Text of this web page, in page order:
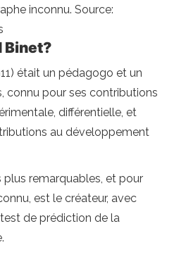
inconnu. Source:
Binet?
était un pédagogo et un
connu pour ses contributions
différentielle, et
au développement
remarquables, et pour
est le créateur, avec
de prédiction de la